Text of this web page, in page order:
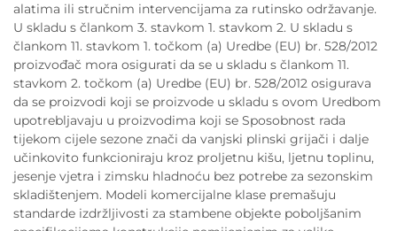
alatima ili stručnim intervencijama za rutinsko održavanje.
U skladu s člankom 3. stavkom 1. stavkom 2. U skladu s
člankom 11. stavkom 1. točkom (a) Uredbe (EU) br. 528/2012
proizvođač mora osigurati da se u skladu s člankom 11.
stavkom 2. točkom (a) Uredbe (EU) br. 528/2012 osigurava
da se proizvodi koji se proizvode u skladu s ovom Uredbom
upotrebljavaju u proizvodima koji se Sposobnost rada
tijekom cijele sezone znači da vanjski plinski grijači i dalje
učinkovito funkcioniraju kroz proljetnu kišu, ljetnu toplinu,
jesenje vjetra i zimsku hladnoću bez potrebe za sezonskim
skladištenjem. Modeli komercijalne klase premašuju
standarde izdržljivosti za stambene objekte poboljšanim